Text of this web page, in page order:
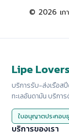
© 2026 เก
Lipe Lovers
บริการรับ-ส่งเรือสปี
ทะเลอันดามัน บริกา
ใบอนุญาตประกอบ
บริการของเรา